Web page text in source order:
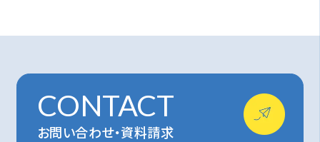
CONTACT
お問い合わせ・資料請求